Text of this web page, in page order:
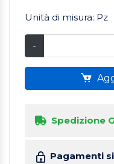
Unità di misura: Pz
-
Spedizione
Pagamenti